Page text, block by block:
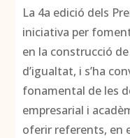
La 4a edició dels
iniciativa per
en la construcció
d’igualtat, i s’ha
fonamental de les
empresarial i
oferir referents, en